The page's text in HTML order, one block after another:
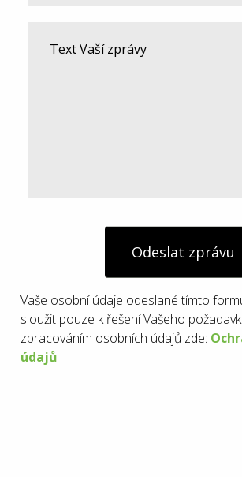
Odeslat zprávu
Vaše osobní údaje odeslané tímto
sloužit pouze k řešení Vašeho
zpracováním osobních údajů zde:
údajů